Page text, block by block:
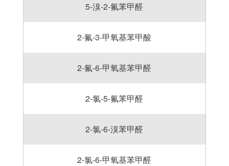
5-溴-2-氟苯甲醛
2-氟-3-甲氧基苯甲酸
2-氟-6-甲氧基苯甲醛
2-氯-5-氟苯甲醛
2-氯-6-溴苯甲醛
2-氯-6-甲氧基苯甲醛